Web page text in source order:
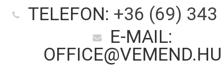
TELEFON: +36 (69)
E-MAIL:
OFFICE@VEMEND.HU